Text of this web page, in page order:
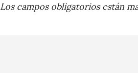
Los campos obligatorios están